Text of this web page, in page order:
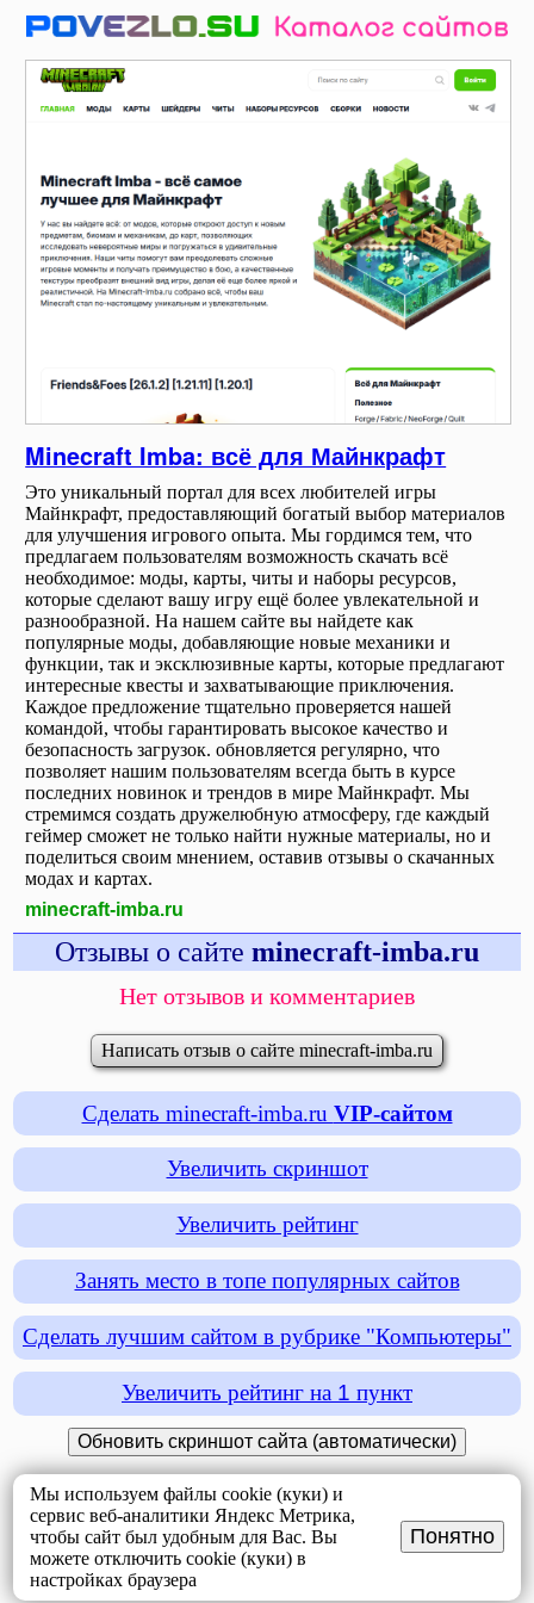
Minecraft Imba: всё для Майнкрафт
Это уникальный портал для всех любителей игры
Майнкрафт, предоставляющий богатый выбор материалов
для улучшения игрового опыта. Мы гордимся тем, что
предлагаем пользователям возможность скачать всё
необходимое: моды, карты, читы и наборы ресурсов,
которые сделают вашу игру ещё более увлекательной и
разнообразной. На нашем сайте вы найдете как
популярные моды, добавляющие новые механики и
функции, так и эксклюзивные карты, которые предлагают
интересные квесты и захватывающие приключения.
Каждое предложение тщательно проверяется нашей
командой, чтобы гарантировать высокое качество и
безопасность загрузок. обновляется регулярно, что
позволяет нашим пользователям всегда быть в курсе
последних новинок и трендов в мире Майнкрафт. Мы
стремимся создать дружелюбную атмосферу, где каждый
геймер сможет не только найти нужные материалы, но и
поделиться своим мнением, оставив отзывы о скачанных
модах и картах.
minecraft-imba.ru
Отзывы о сайте minecraft-imba.ru
Нет отзывов и комментариев
Написать отзыв о сайте minecraft-imba.ru
Сделать minecraft-imba.ru VIP-сайтом
Увеличить скриншот
Увеличить рейтинг
Занять место в топе популярных сайтов
Сделать лучшим сайтом в рубрике "Компьютеры"
Увеличить рейтинг на 1 пункт
Мы используем файлы cookie (куки) и
сервис веб-аналитики Яндекс Метрика,
чтобы сайт был удобным для Вас. Вы
можете отключить cookie (куки) в
настройках браузера
Понятно